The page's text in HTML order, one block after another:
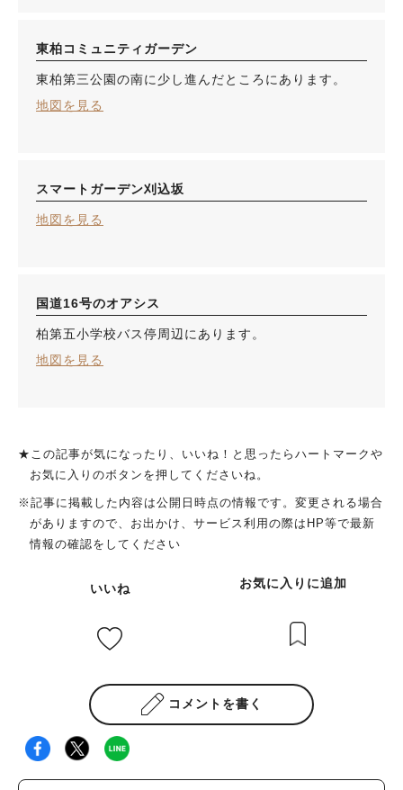
東柏コミュニティガーデン
東柏第三公園の南に少し進んだところにあります。
地図を見る
スマートガーデン刈込坂
地図を見る
国道16号のオアシス
柏第五小学校バス停周辺にあります。
地図を見る
★この記事が気になったり、いいね！と思ったらハートマークや
お気に入りのボタンを押してくださいね。
※記事に掲載した内容は公開日時点の情報です。変更される場合
がありますので、お出かけ、サービス利用の際はHP等で最新
情報の確認をしてください
いいね お気に入りに追加
コメントを書く